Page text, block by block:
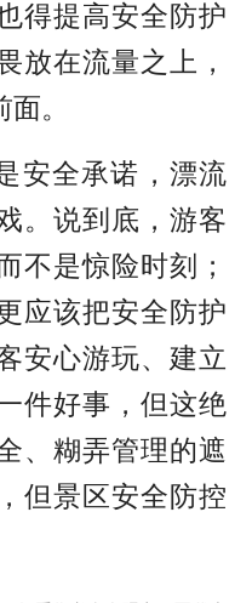
得提高安全防护
放在流量之上，
。
安全承诺，漂流
。说到底，游客
不是惊险时刻；
应该把安全防护
安心游玩、建立
件好事，但这绝
、糊弄管理的遮
但景区安全防控